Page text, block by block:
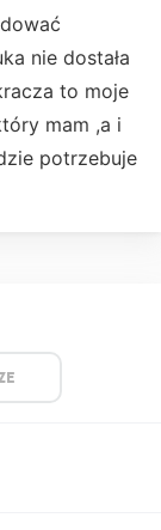
nie dostała
to moje
mam ,a i
potrzebuje